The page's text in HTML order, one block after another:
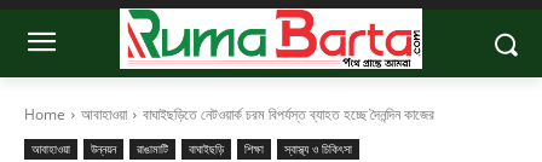
Home আবাহাওয়া বাঘাইছড়িতে নেটওয়ার্ক চরম বিপর্যস্ত ব্যাহত হচ্ছে দৈনন্দিন কাজের
আবাহাওয়া উন্নয়ন রাঙামাটি বাঘাইছড়ি শিক্ষা স্বাস্থ্য ও চিকিৎসা